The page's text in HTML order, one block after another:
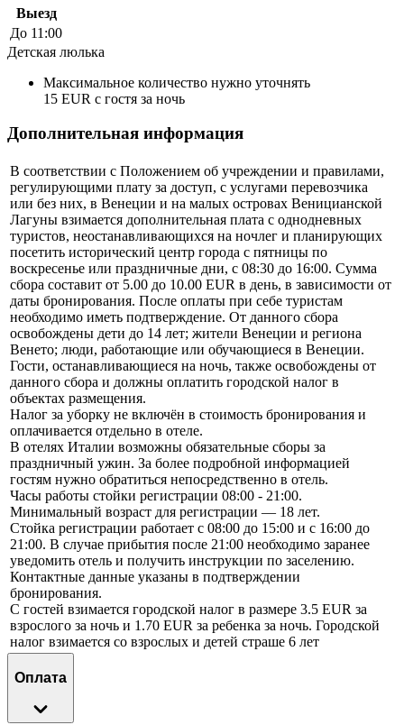
Выезд
До 11:00
Детская люлька
Максимальное количество нужно уточнять
15 EUR с гостя за ночь
Дополнительная информация
В соответствии с Положением об учреждении и правилами,
регулирующими плату за доступ, с услугами перевозчика
или без них, в Венеции и на малых островах Веницианской
Лагуны взимается дополнительная плата с однодневных
туристов, неостанавливающихся на ночлег и планирующих
посетить исторический центр города с пятницы по
воскресенье или праздничные дни, с 08:30 до 16:00. Сумма
сбора составит от 5.00 до 10.00 EUR в день, в зависимости от
даты бронирования. После оплаты при себе туристам
необходимо иметь подтверждение. От данного сбора
освобождены дети до 14 лет; жители Венеции и региона
Венето; люди, работающие или обучающиеся в Венеции.
Гости, останавливающиеся на ночь, также освобождены от
данного сбора и должны оплатить городской налог в
объектах размещения.
Налог за уборку не включён в стоимость бронирования и
оплачивается отдельно в отеле.
В отелях Италии возможны обязательные сборы за
праздничный ужин. За более подробной информацией
гостям нужно обратиться непосредственно в отель.
Часы работы стойки регистрации 08:00 - 21:00.
Минимальный возраст для регистрации — 18 лет.
Стойка регистрации работает с 08:00 до 15:00 и с 16:00 до
21:00. В случае прибытия после 21:00 необходимо заранее
уведомить отель и получить инструкции по заселению.
Контактные данные указаны в подтверждении
бронирования.
С гостей взимается городской налог в размере 3.5 EUR за
взрослого за ночь и 1.70 EUR за ребенка за ночь. Городской
налог взимается со взрослых и детей страше 6 лет
Оплата